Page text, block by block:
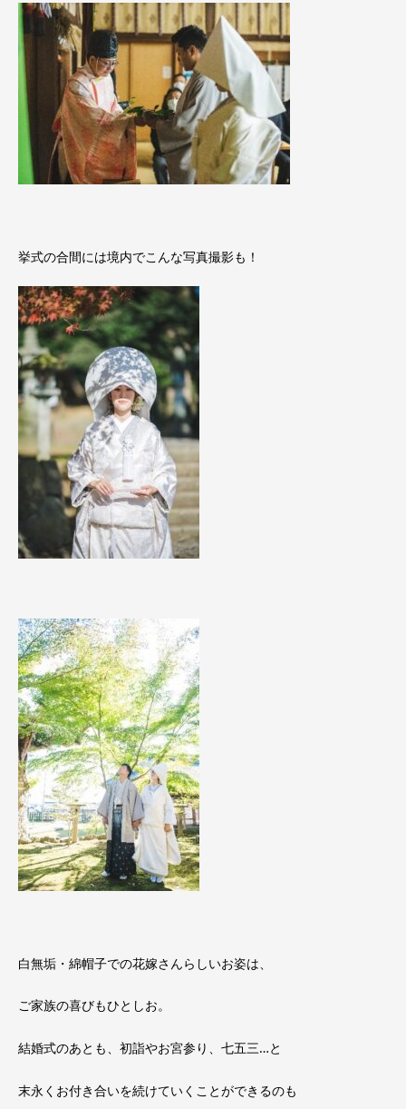
挙式の合間には境内でこんな写真撮影も！
白無垢・綿帽子での花嫁さんらしいお姿は、
ご家族の喜びもひとしお。
結婚式のあとも、初詣やお宮参り、七五三…と
末永くお付き合いを続けていくことができるのも